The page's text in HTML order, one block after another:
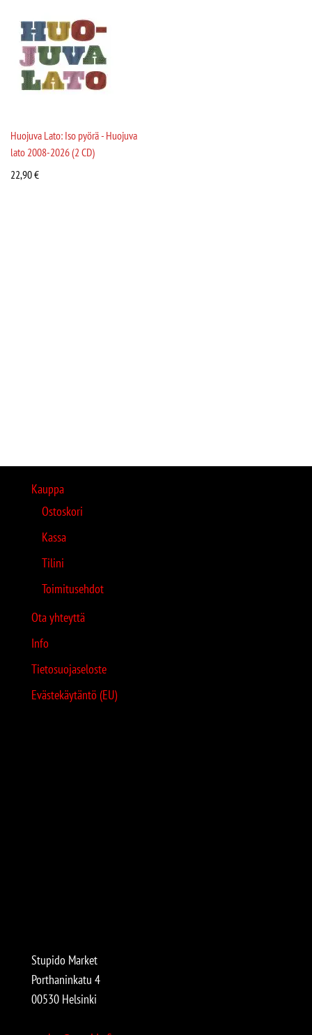
Huojuva Lato: Iso pyörä - Huojuva
lato 2008-2026 (2 CD)
22,90€
Kauppa
Ostoskori
Kassa
Tilini
Toimitusehdot
Ota yhteyttä
Info
Tietosuojaseloste
Evästekäytäntö (EU)
Stupido Market
Porthaninkatu 4
00530 Helsinki